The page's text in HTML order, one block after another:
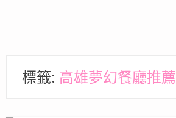
標籤: 高雄夢幻餐廳推薦